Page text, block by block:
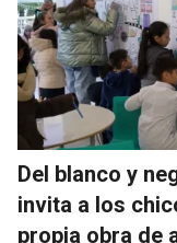
Del blanco y
invita a los
propia obra de